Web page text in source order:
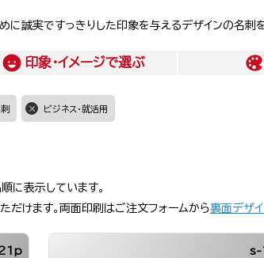
誠実ですっきりした印象を与えるデザインの名刺を
印象・イメージで選ぶ
ビジネス・就活用
に表示しています。
だけます。両面印刷はご注文フォームから裏面デザ
s-